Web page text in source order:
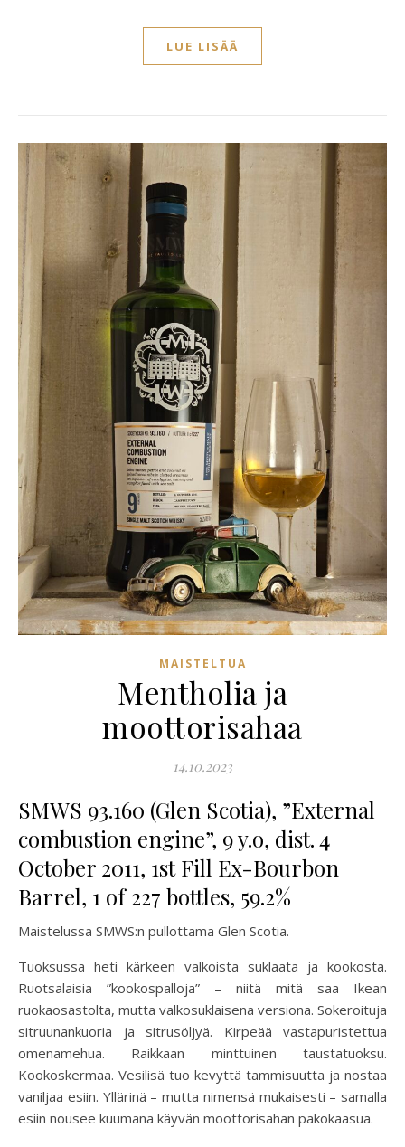
LUE LISÄÄ
MAISTELTUA
Mentholia ja
moottorisahaa
14.10.2023
SMWS 93.160 (Glen Scotia), ”External
combustion engine”, 9 y.o, dist. 4
October 2011, 1st Fill Ex-Bourbon
Barrel, 1 of 227 bottles, 59.2%
Maistelussa SMWS:n pullottama Glen Scotia.
Tuoksussa heti kärkeen valkoista suklaata ja kookosta.
Ruotsalaisia ”kookospalloja” – niitä mitä saa Ikean
ruokaosastolta, mutta valkosuklaisena versiona. Sokeroituja
sitruunankuoria ja sitrusöljyä. Kirpeää vastapuristettua
omenamehua. Raikkaan minttuinen taustatuoksu.
Kookoskermaa. Vesilisä tuo kevyttä tammisuutta ja nostaa
vaniljaa esiin. Yllärinä – mutta nimensä mukaisesti – samalla
esiin nousee kuumana käyvän moottorisahan pakokaasua.